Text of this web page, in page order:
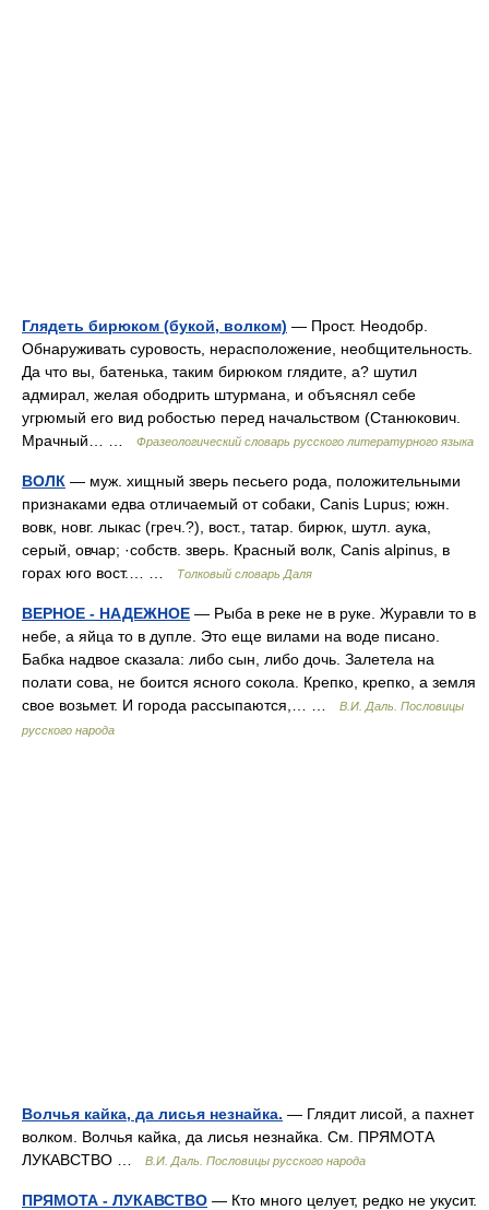
Глядеть бирюком (букой, волком) — Прост. Неодобр.
Обнаруживать суровость, нерасположение, необщительность.
Да что вы, батенька, таким бирюком глядите, а? шутил
адмирал, желая ободрить штурмана, и объяснял себе
угрюмый его вид робостью перед начальством (Станюкович.
Мрачный… …
Фразеологический словарь русского литературного языка
ВОЛК — муж. хищный зверь песьего рода, положительными
признаками едва отличаемый от собаки, Canis Lupus; южн.
вовк, новг. лыкас (греч.?), вост., татар. бирюк, шутл. аука,
серый, овчар; ·собств. зверь. Красный волк, Canis alpinus, в
горах юго вост.… …
Толковый словарь Даля
ВЕРНОЕ - НАДЕЖНОЕ — Рыба в реке не в руке. Журавли то в
небе, а яйца то в дупле. Это еще вилами на воде писано.
Бабка надвое сказала: либо сын, либо дочь. Залетела на
полати сова, не боится ясного сокола. Крепко, крепко, а земля
свое возьмет. И города рассыпаются,… …
В.И. Даль. Пословицы
русского народа
Волчья кайка, да лисья незнайка. — Глядит лисой, а пахнет
волком. Волчья кайка, да лисья незнайка. См. ПРЯМОТА
ЛУКАВСТВО …
В.И. Даль. Пословицы русского народа
ПРЯМОТА - ЛУКАВСТВО — Кто много целует, редко не укусит.